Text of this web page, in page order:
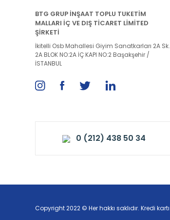
BTG GRUP İNŞAAT TOPLU TUKETİM
MALLARI İÇ VE DIŞ TİCARET LİMİTED
ŞİRKETİ
İkitelli Osb Mahallesi Giyim Sanatkarları 2A Sk.
2A BLOK NO:2A İÇ KAPI NO:2 Başakşehir /
İSTANBUL
0 (212) 438 50 34
Copyright 2022 © Her hakkı saklıdır. Kredi